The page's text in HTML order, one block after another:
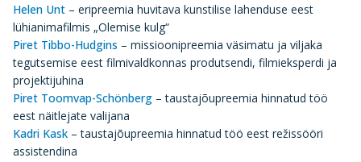
Helen Unt – eripreemia huvitava kunstilise lahenduse eest
lühianimafilmis „Olemise kulg“
Piret Tibbo-Hudgins – missioonipreemia väsimatu ja viljaka
tegutsemise eest filmivaldkonnas produtsendi, filmieksperdi ja
projektijuhina
Piret Toomvap-Schönberg – taustajõupreemia hinnatud töö
eest näitlejate valijana
Kadri Kask – taustajõupreemia hinnatud töö eest režissööri
assistendina